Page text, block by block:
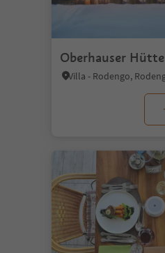
Oberhauser Hütte